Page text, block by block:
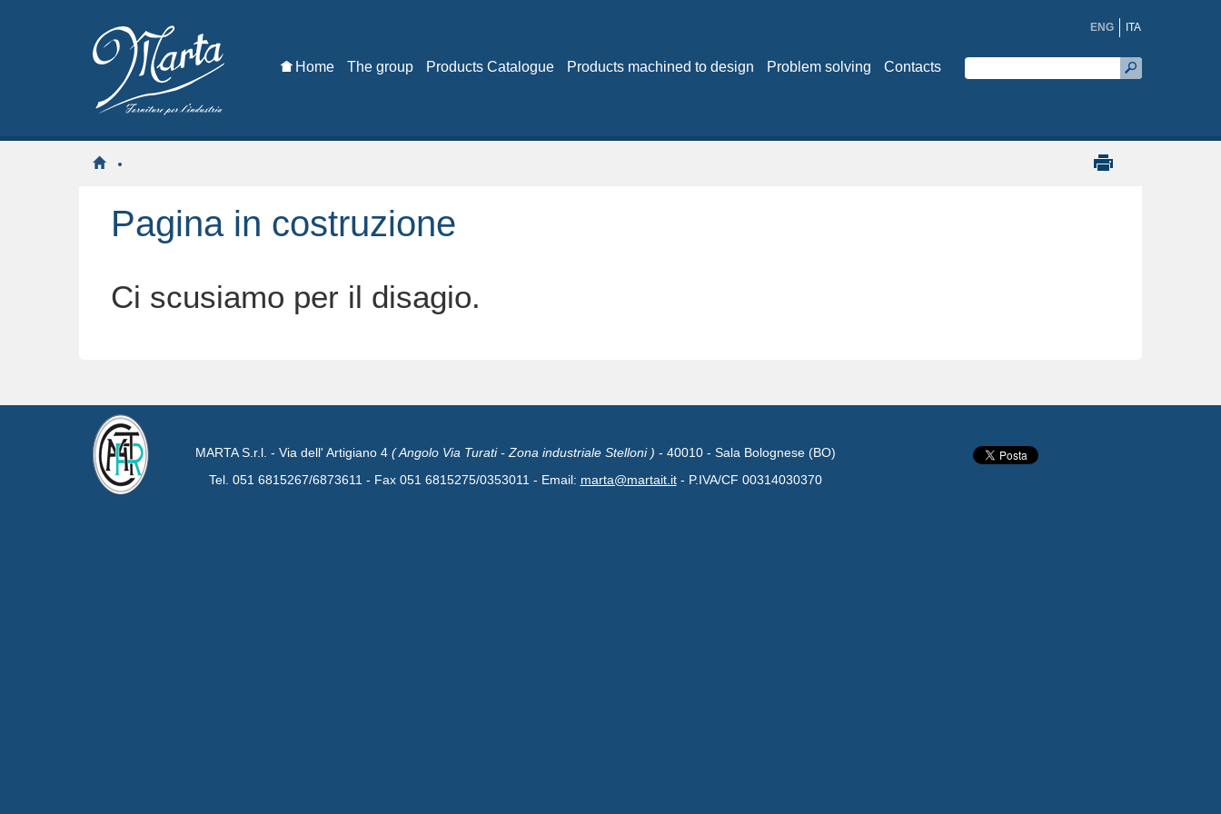
Home The group Products Catalogue Products machined to design Problem solving Contacts
ENG ITA
Pagina in costruzione
Ci scusiamo per il disagio.
MARTA S.r.l. - Via dell' Artigiano 4 ( Angolo Via Turati - Zona industriale Stelloni ) - 40010 - Sala Bolognese (BO)
Tel. 051 6815267/6873611 - Fax 051 6815275/0353011 - Email: marta@martait.it- P.IVA/CF 00314030370